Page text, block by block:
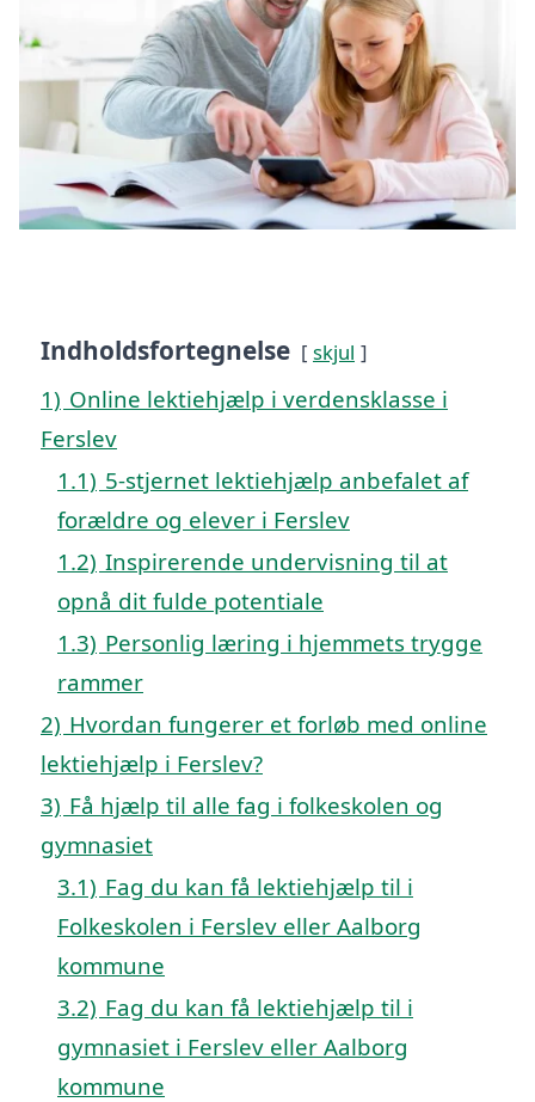
Indholdsfortegnelse skjul
1) Online lektiehjælp i verdensklasse i
Ferslev
1.1) 5-stjernet lektiehjælp anbefalet af
forældre og elever i Ferslev
1.2) Inspirerende undervisning til at
opnå dit fulde potentiale
1.3) Personlig læring i hjemmets trygge
rammer
2) Hvordan fungerer et forløb med online
lektiehjælp i Ferslev?
3) Få hjælp til alle fag i folkeskolen og
gymnasiet
3.1) Fag du kan få lektiehjælp til i
Folkeskolen i Ferslev eller Aalborg
kommune
3.2) Fag du kan få lektiehjælp til i
gymnasiet i Ferslev eller Aalborg
kommune